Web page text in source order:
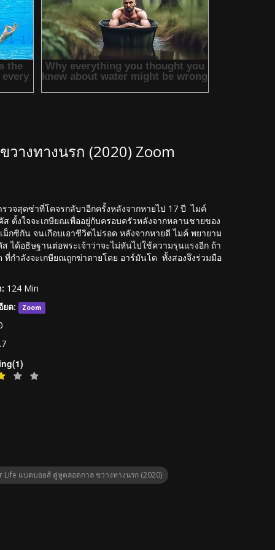
างทางนรก (2020) Zoom
วจสุดซ่าที่โคจรกลับาอีกครั้งหลังจากหายไป 17 ปี ไมค์
ตั้งใจจะเกษียณเพื่ออยู่กับครอบครัวหลังจากหลานชายของ
กซิกัน จนเกือบเอาชีวิตไม่รอด หลังจากหายดี ไมค์ พยายาม
ได้อธิษฐานต่อพระเจ้าว่าจะไม่หันไปใช้ความรุนแรงอีก ถ้า
ที่กำลังจะเกษียณถูกฆ่าตายโดย อาร์มันโด ทั้งสองจึงร่วมมือ
124 Min
ยด:
Zoom
Life แบดบอยส์ คู่หูตลอดกาล ขวางทางนรก (2020)